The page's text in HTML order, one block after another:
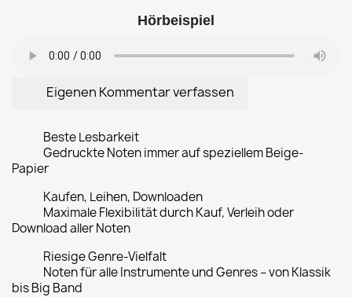
Hörbeispiel
Eigenen Kommentar verfassen
Beste Lesbarkeit
Gedruckte Noten immer auf speziellem Beige-
Papier
Kaufen, Leihen, Downloaden
Maximale Flexibilität durch Kauf, Verleih oder
Download aller Noten
Riesige Genre-Vielfalt
Noten für alle Instrumente und Genres – von Klassik
bis Big Band